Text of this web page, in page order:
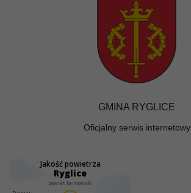
GMINA RYGLICE
Oficjalny serwis internetowy